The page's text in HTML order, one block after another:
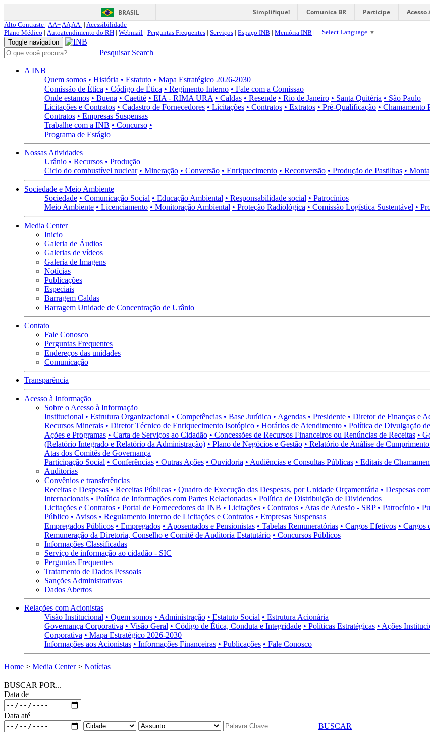
BRASIL Simplifique! Comunica BR Participe Acesso
Alto Contraste | AA+AAAA- | Acessibilidade
Plano Médico | Autoatendimento do RH | Webmail | Perguntas Frequentes | Serviços | Espaço INB | Memória INB | Select Language ▼
Toggle navigation
Pesquisar Search
A INB
Quem somos • História • Estatuto • Mapa Estratégico 2026-2030
Comissão de Ética • Código de Ética • Regimento Interno • Fale com a Comissao
Onde estamos • Buena • Caetité • EIA - RIMA URA • Caldas • Resende • Rio de Janeiro • Santa Quitéria • São Paulo
Licitações e Contratos • Cadastro de Fornecedores • Licitações • Contratos • Extratos • Pré-Qualificação • Chamamento
Contratos • Empresas Suspensas
Trabalhe com a INB • Concurso •
Programa de Estágio
Nossas Atividades
Urânio • Recursos • Produção
Ciclo do combustível nuclear • Mineração • Conversão • Enriquecimento • Reconversão • Produção de Pastilhas •
Sociedade e Meio Ambiente
Sociedade • Comunicação Social • Educação Ambiental • Responsabilidade social • Patrocínios
Meio Ambiente • Licenciamento • Monitoração Ambiental • Proteção Radiológica • Comissão Logística Sustentável •
Media Center
Inicio
Galeria de Áudios
Galerias de vídeos
Galeria de Imagens
Notícias
Publicações
Especiais
Barragem Caldas
Barragem Unidade de Concentração de Urânio
Contato
Fale Conosco
Perguntas Frequentes
Endereços das unidades
Comunicação
Transparência
Acesso à Informação
Sobre o Acesso à Informação
Institucional • Estrutura Organizacional • Competências • Base Jurídica • Agendas • Presidente • Diretor de Finanças e
Recursos Minerais • Diretor Técnico de Enriquecimento Isotópico • Horários de Atendimento • Política de Divulgação
Ações e Programas • Carta de Serviços ao Cidadão • Concessões de Recursos Financeiros ou Renúncias de Receitas •
(Relatório Integrado e Relatório da Administração) • Plano de Negócios e Gestão • Relatório de Análise de
Atas dos Comitês de Governança
Participação Social • Conferências • Outras Ações • Ouvidoria • Audiências e Consultas Públicas • Editais de
Auditorias
Convênios e transferências
Receitas e Despesas • Receitas Públicas • Quadro de Execução das Despesas, por Unidade Orçamentária • Despesas
Internacionais • Política de Informações com Partes Relacionadas • Política de Distribuição de Dividendos
Licitações e Contratos • Portal de Fornecedores da INB • Licitações • Contratos • Atas de Adesão - SRP • Patrocínio •
Público • Avisos • Regulamento Interno de Licitações e Contratos • Empresas Suspensas
Empregados Públicos • Empregados • Aposentados e Pensionistas • Tabelas Remuneratórias • Cargos Efetivos • Cargos
Remuneração da Diretoria, Conselho e Comitê de Auditoria Estatutário • Concursos Públicos
Informações Classificadas
Serviço de informação ao cidadão - SIC
Perguntas Frequentes
Tratamento de Dados Pessoais
Sanções Administrativas
Dados Abertos
Relações com Acionistas
Visão Institucional • Quem somos • Administração • Estatuto Social • Estrutura Acionária
Governança Corporativa • Visão Geral • Código de Ética, Conduta e Integridade • Políticas Estratégicas • Ações
Corporativa • Mapa Estratégico 2026-2030
Informações aos Acionistas • Informações Financeiras • Publicações • Fale Conosco
Home > Media Center> Notícias
BUSCAR POR...
Data de
Data até
BUSCAR